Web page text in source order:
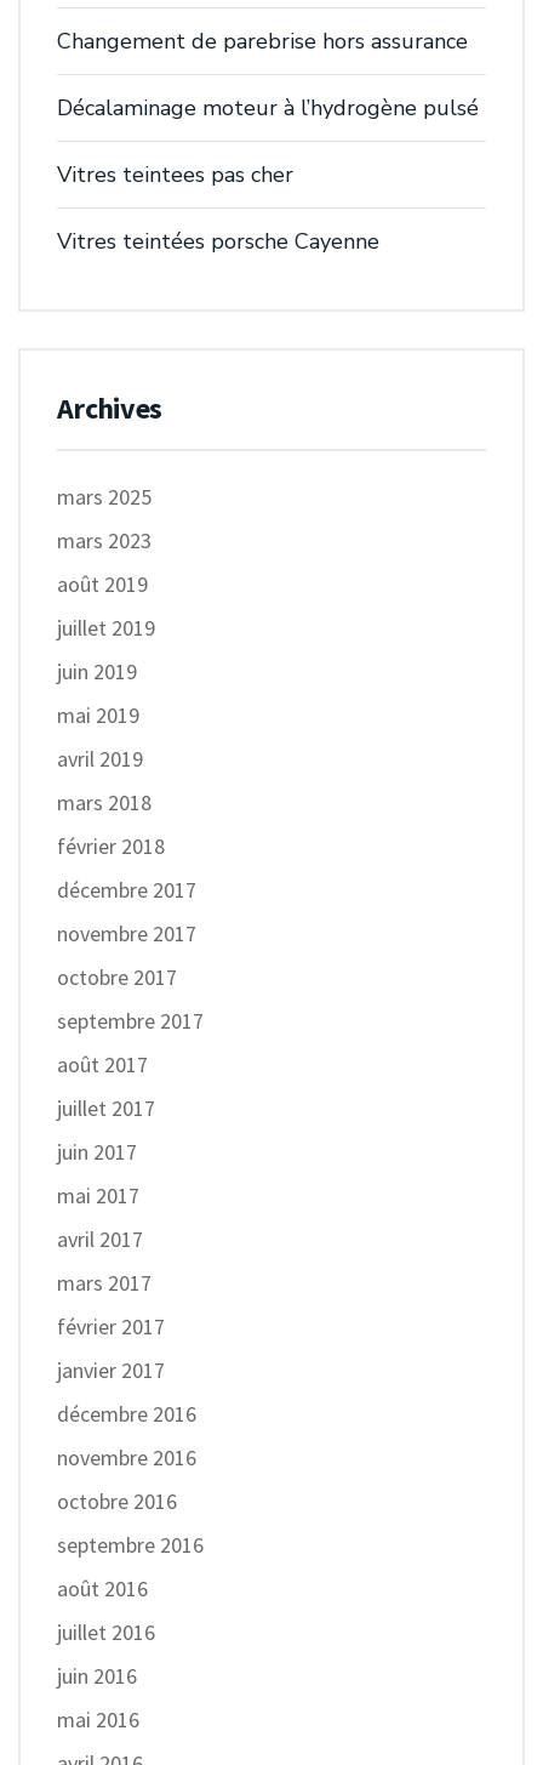
Changement de parebrise hors assurance
Décalaminage moteur à l’hydrogène pulsé
Vitres teintees pas cher
Vitres teintées porsche Cayenne
Archives
mars 2025
mars 2023
août 2019
juillet 2019
juin 2019
mai 2019
avril 2019
mars 2018
février 2018
décembre 2017
novembre 2017
octobre 2017
septembre 2017
août 2017
juillet 2017
juin 2017
mai 2017
avril 2017
mars 2017
février 2017
janvier 2017
décembre 2016
novembre 2016
octobre 2016
septembre 2016
août 2016
juillet 2016
juin 2016
mai 2016